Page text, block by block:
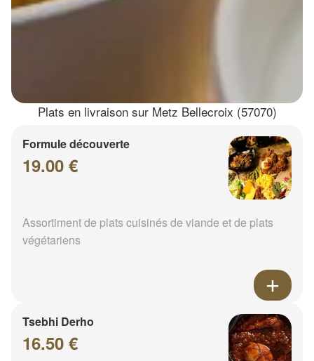
Plats en livraison sur Metz Bellecroix (57070)
Formule découverte
19.00 €
Assortiment de plats cuisinés de viande et de plats
végétariens
Tsebhi Derho
16.50 €